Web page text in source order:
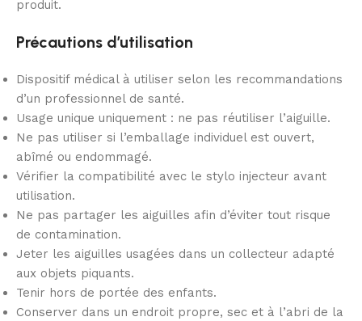
produit.
Précautions d’utilisation
Dispositif médical à utiliser selon les recommandations
d’un professionnel de santé.
Usage unique uniquement : ne pas réutiliser l’aiguille.
Ne pas utiliser si l’emballage individuel est ouvert,
abîmé ou endommagé.
Vérifier la compatibilité avec le stylo injecteur avant
utilisation.
Ne pas partager les aiguilles afin d’éviter tout risque
de contamination.
Jeter les aiguilles usagées dans un collecteur adapté
aux objets piquants.
Tenir hors de portée des enfants.
Conserver dans un endroit propre, sec et à l’abri de la